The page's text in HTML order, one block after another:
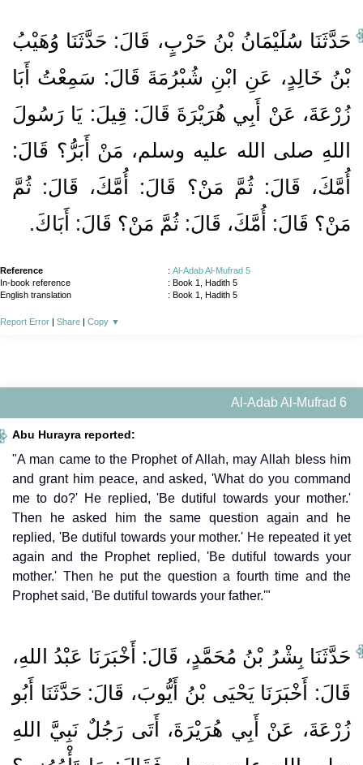
حَدَّثَنَا سُلَيْمَانُ بْنُ حَرْبٍ، قَالَ‏:‏ حَدَّثَنَا وُهَيْبُ
بْنُ خَالِدٍ، عَنِ ابْنِ شُبْرُمَةَ قَالَ‏:‏ سَمِعْتُ أَبَا
زُرْعَةَ، عَنْ أَبِي هُرَيْرَةَ قَالَ‏:‏ قِيلَ‏:‏ يَا رَسُولَ
اللهِ صلى الله عليه وسلم، مَنْ أَبَرُّ‏؟‏ قَالَ‏:‏
أُمَّكَ، قَالَ‏:‏ ثُمَّ مَنْ‏؟‏ قَالَ‏:‏ أُمَّكَ، قَالَ‏:‏ ثُمَّ
مَنْ‏؟‏ قَالَ‏:‏ أُمَّكَ، قَالَ‏:‏ ثُمَّ مَنْ‏؟‏ قَالَ‏:‏ أَبَاكَ‏.‏
Reference : Al-Adab Al-Mufrad 5
In-book reference
: Book 1, Hadith 5
English translation
: Book 1, Hadith 5
Report Error Share Copy ▼
Al-Adab Al-Mufrad 6
Abu Hurayra reported:
"A man came to the Prophet of Allah, may Allah bless him
and grant him peace, and asked, 'What do you command
me to do?' He replied, 'Be dutiful towards your mother.'
Then he asked him the same question again and he
replied, 'Be dutiful towards your mother.' He repeated it yet
again and the Prophet replied, 'Be dutiful towards your
mother.' Then he put the question a fourth time and the
Prophet said, 'Be dutiful towards your father.'"
حَدَّثَنَا بِشْرُ بْنُ مُحَمَّدٍ، قَالَ‏:‏ أَخْبَرَنَا عَبْدُ اللهِ،
قَالَ‏:‏ أَخْبَرَنَا يَحْيَى بْنُ أَيُّوبَ، قَالَ‏:‏ حَدَّثَنَا أَبُو
زُرْعَةَ، عَنْ أَبِي هُرَيْرَةَ، أَتَى رَجُلٌ نَبِيَّ اللهِ